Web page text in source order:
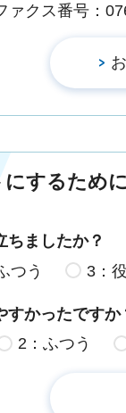
ァクス番号：
するため
ちましたか？
つう 3：
すかったですか
2：ふつう